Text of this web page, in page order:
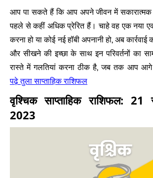
आप पा सकते हैं कि आप अपने जीवन में
पहले से कहीं अधिक प्रेरित हैं। चाहे वह एक नया
करना हो या कोई नई हॉबी अपनानी हो, अब
और सीखने की इच्छा के साथ इन परिवर्तनों का
रास्ते में गलतियां करना ठीक है, जब तक आप
पढ़े तुला साप्ताहिक राशिफल
वृश्चिक साप्ताहिक राशिफल:
2023